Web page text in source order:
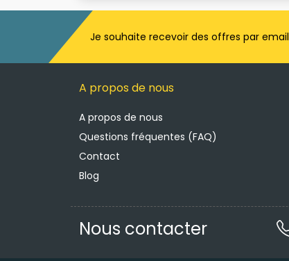
Je souhaite recevoir des offres par email
A propos de nous
A propos de nous
Questions fréquentes (FAQ)
Contact
Blog
Nous contacter